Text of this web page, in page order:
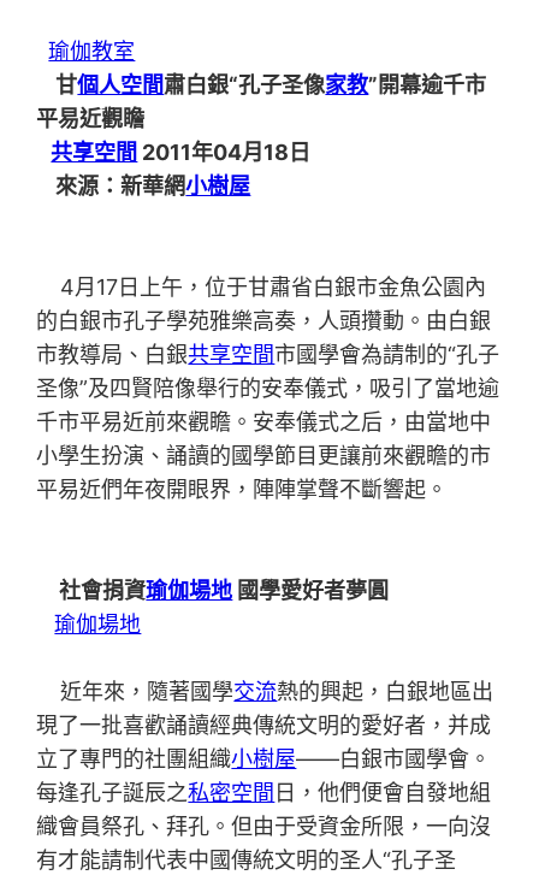
瑜伽教室
甘個人空間肅白銀“孔子圣像家教”開幕逾千市
平易近觀瞻
共享空間 2011年04月18日
來源：新華網小樹屋
4月17日上午，位于甘肅省白銀市金魚公園內
的白銀市孔子學苑雅樂高奏，人頭攢動。由白銀
市教導局、白銀共享空間市國學會為請制的“孔子
圣像”及四賢陪像舉行的安奉儀式，吸引了當地逾
千市平易近前來觀瞻。安奉儀式之后，由當地中
小學生扮演、誦讀的國學節目更讓前來觀瞻的市
平易近們年夜開眼界，陣陣掌聲不斷響起。
社會捐資瑜伽場地 國學愛好者夢圓
瑜伽場地
近年來，隨著國學交流熱的興起，白銀地區出
現了一批喜歡誦讀經典傳統文明的愛好者，并成
立了專門的社團組織小樹屋——白銀市國學會。
每逢孔子誕辰之私密空間 日，他們便會自發地組
織會員祭孔、拜孔。但由于受資金所限，一向沒
有才能請制代表中國傳統文明的圣人“孔子圣